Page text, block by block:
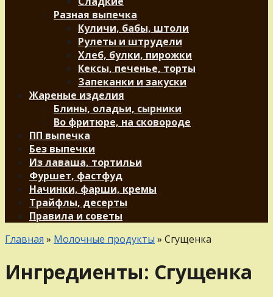
Разная выпечка
Куличи, бабы, штоли
Рулеты и штрудели
Хлеб, булки, пирожки
Кексы, печенье, торты
Запеканки и закуски
Жареные изделия
Блины, оладьи, сырники
Во фритюре, на сковороде
ПП выпечка
Без выпечки
Из лаваша, тортильи
Фуршет, фастфуд
Начинки, фарши, кремы
Трайфлы, десерты
Правила и советы
Главная » Молочные продукты » Сгущенка
Ингредиенты: Сгущенка